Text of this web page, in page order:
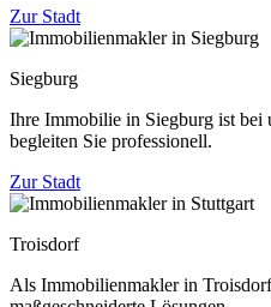
Zur Stadt
Siegburg
Ihre Immobilie in Siegburg ist bei
begleiten Sie professionell.
Zur Stadt
Troisdorf
Als Immobilienmakler in